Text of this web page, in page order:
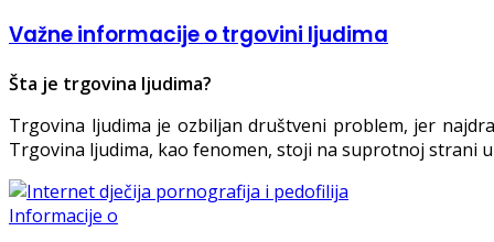
Važne informacije o trgovini ljudima
Šta je trgovina ljudima?
Trgovina ljudima je ozbiljan društveni problem, jer
Trgovina ljudima, kao fenomen, stoji na suprotnoj strani
Informacije o